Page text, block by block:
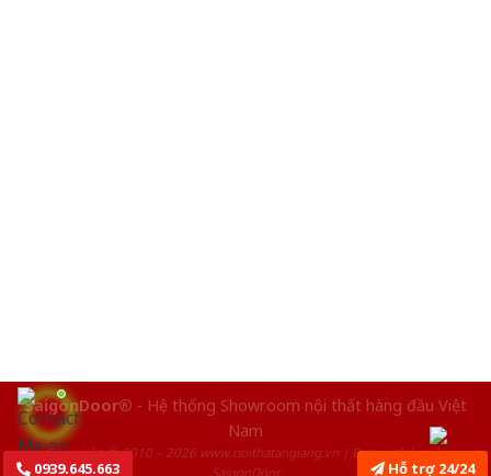
SaigonDoor® - Hệ thống Showroom nội thất hàng đầu Việt
Nam
Copyright ⓒ 2010 – 2026 www.noithatangiang.vn | Đơn vị chủ quản
SaigonDoor
0939.645.663 Hỗ trợ 24/24